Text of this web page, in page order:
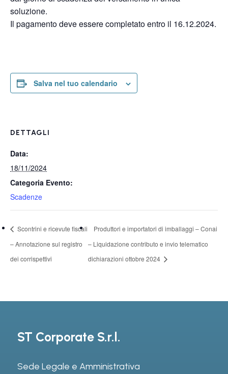
soluzione.
Il pagamento deve essere completato entro il 16.12.2024.
Salva nel tuo calendario
DETTAGLI
Data:
18/11/2024
Categoria Evento:
Scadenze
Scontrini e ricevute fiscali
– Annotazione sul registro
dei corrispettivi
Produttori e importatori di imballaggi – Conai
– Liquidazione contributo e invio telematico
dichiarazioni ottobre 2024
ST Corporate S.r.l.
Sede Legale e Amministrativa